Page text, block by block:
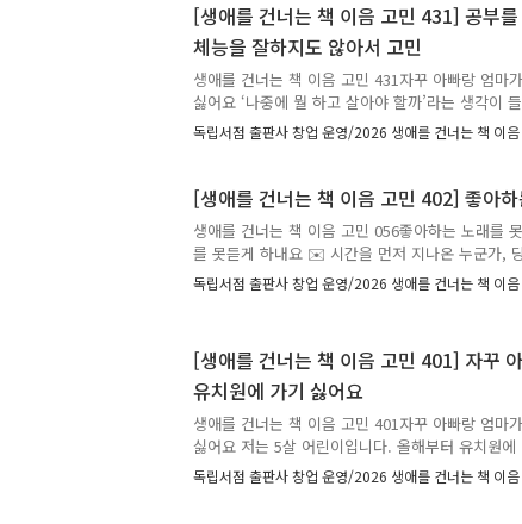
선정해, 추천해주신 분의 이름(별명)으로 실제 고
선물해 드립니다.🕰️ 이 고민은 2026년 5월부터 6월
된 [생애를 건너는 책 이음] 프로그램을 통해 접수되
[생애를 건너는 책 이음 고민 431] 공부
체능을 잘하지도 않아서 고민
생애를 건너는 책 이음 고민 431자꾸 아빠랑 엄마
싫어요 ‘나중에 뭘 하고 살아야 할까’라는 생각이
면할 날이 더 이상 없다. 공부를 뛰어나게 잘하지도
고민될 때마다 일단 공부해야지 하는 생각이 드는
답합니다. 생애를 건너는 책 이음 : 시간을 건너
책과 그 이유, 그리고 응원의 한마디를 댓글에 남겨
추천은 비슷한 고민을 하는 또 다른 누군가에게 다
니다. 책 추천이 달린 고민 가운데 80개를 선정해,
독립서점 출판사 창업 운영/2026 생애를 건너는 책 이음
[생애를 건너는 책 이음 고민 402] 좋아
생애를 건너는 책 이음 고민 056좋아하는 노래를
를 못듣게 하내요 ✉️ 시간을 먼저 지나온 누군가,
다. 생애를 건너는 책 이음 : 시간을 건너 너에게
그 이유, 그리고 응원의 한마디를 댓글에 남겨주세
제 고민을 남긴 분에게 추천 도서를 선물해 드립
부터 6월까지 강릉 지역 7곳에서 진행된 [생애를 건
해 접수되었습니다. 7월부터 8월까지 아래 장소를
독립서점 출판사 창업 운영/2026 생애를 건너는 책 이음
[생애를 건너는 책 이음 고민 401] 자꾸
유치원에 가기 싫어요
생애를 건너는 책 이음 고민 401자꾸 아빠랑 엄마
싫어요 저는 5살 어린이입니다. 올해부터 유치원
가 보고 싶어서 유치원에 가기 싫어요. 그리고 자꾸
까요? 도와주세요. ✉️ 시간을 먼저 지나온 누군가,
독립서점 출판사 창업 운영/2026 생애를 건너는 책 이음